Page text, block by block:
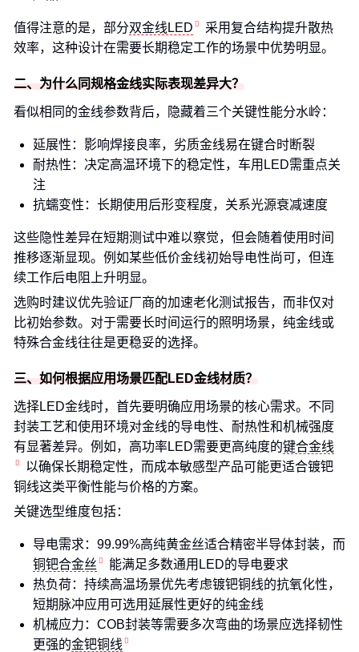
值得注意的是，部分双金线LED
采用复合结构提升散热
效率，这种设计在需要长期稳定工作的场景中优势明显。
二、为什么同规格金线实际表现差异大？
看似相同的金线参数背后，隐藏着三个关键性能分水岭：
延展性：影响焊接良率，劣质金线易在键合时断裂
耐热性：决定高温环境下的稳定性，车用LED需重点关
注
抗蠕变性：长期使用后形变程度，关系光源衰减速度
这些隐性差异在短期测试中难以察觉，但会随着使用时间
推移逐渐显现。例如某些低价金线初始导电性尚可，但连
续工作后电阻上升明显。
选购时建议优先验证厂商的加速老化测试报告，而非仅对
比初始参数。对于需要长时间运行的照明场景，纯金线或
特殊合金线往往是更稳妥的选择。
三、如何根据应用场景匹配LED金线材质？
选择LED金线时，首先要明确应用场景的核心需求。不同
封装工艺和使用环境对金线的导电性、耐热性和机械强度
有显著差异。例如，高功率LED需要更高纯度的键合金线
以确保长期稳定性，而成本敏感型产品可能更适合镀钯
铜线这类平衡性能与价格的方案。
关键选型维度包括：
导电需求：99.99%高纯黄金丝适合精密半导体封装，而
铜钯合金丝
能满足多数通用LED的导电要求
热负荷：持续高温场景优先考虑镀钯铜线的抗氧化性，
短期脉冲应用可选用延展性更好的纯金线
机械应力：COB封装等需要多次弯曲的场景应选择韧性
更强的金钯铜线